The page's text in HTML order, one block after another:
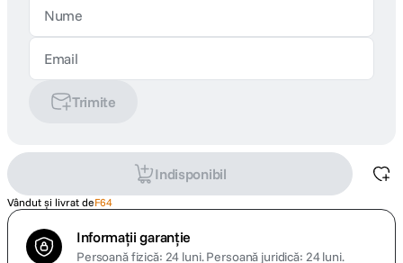
Trimite
Indisponibil
Vândut și livrat deF64
Informații garanție
Persoană fizică: 24 luni.Persoană juridică: 24 luni.